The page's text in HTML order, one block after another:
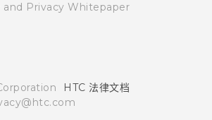
and Privacy Whitepaper
HTC 法律文档